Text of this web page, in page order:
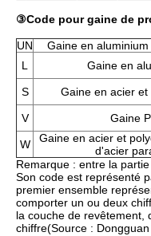
③Code pour gaine de
UN Gaine en
L
Gaine en
S
Gaine en acier
V
Gaine
W
Gaine en acier et
d'acier
Remarque : entre la
Son code est représenté
premier ensemble
comporter un ou deux
la couche de revêtement,
chiffre(Source :